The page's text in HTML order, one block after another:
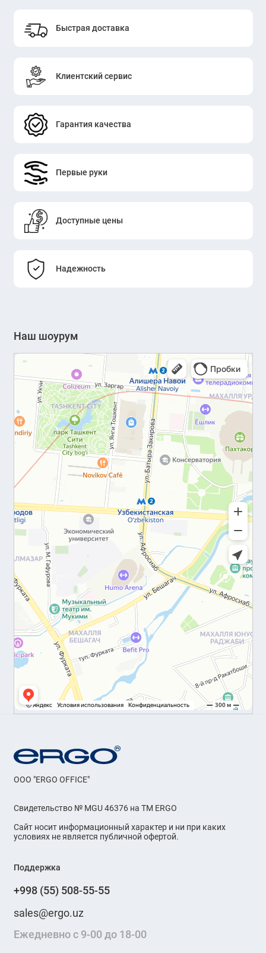
Быстрая доставка
Клиентский сервис
Гарантия качества
Первые руки
Доступные цены
Надежность
Наш шоурум
OOO "ERGO OFFICE"
Свидетельство № MGU 46376 на ТМ ERGO
Сайт носит информационный характер и ни при каких
условиях не является публичной офертой.
Поддержка
+998 (55) 508-55-55
sales@ergo.uz
Ежедневно с 9-00 до 18-00